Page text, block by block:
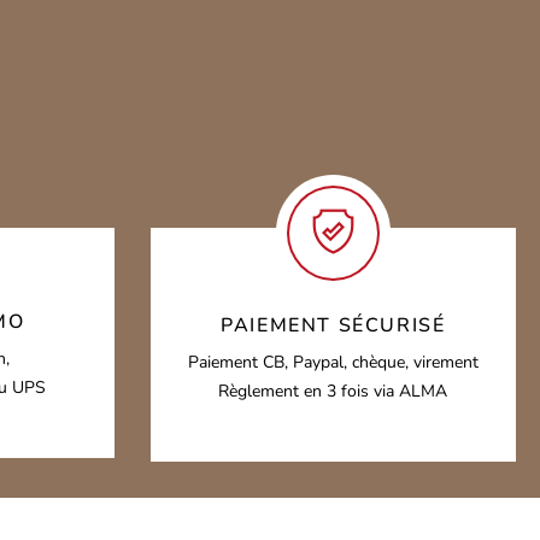
UPS
PAIEMENT SÉCURISÉ
Paiement CB, Paypal, chèque, virement
Règlement en 3 fois via ALMA